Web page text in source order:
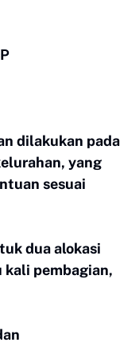
dilakukan pada
yang
sesuai
dua alokasi
pembagian,